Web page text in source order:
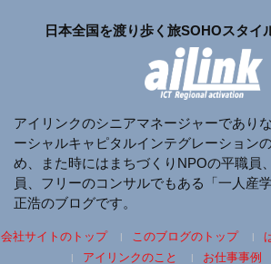
日本全国を渡り歩く旅SOHOスタイ
アイリンクのシニアマネージャーであり
ーシャルキャピタルインテグレーション
め、また時にはまちづくりNPOの平職員
員、フリーのコンサルでもある「一人産
正浩のブログです。
会社サイトのトップ このブログのトップ
アイリンクのこと
お仕事事例